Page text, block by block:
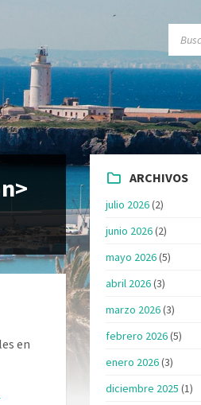
en
ARCHIVOS
julio 2026(2)
junio 2026(2)
mayo 2026(5)
abril 2026(3)
marzo 2026(3)
febrero 2026(5)
enero 2026(3)
diciembre 2025 (1)